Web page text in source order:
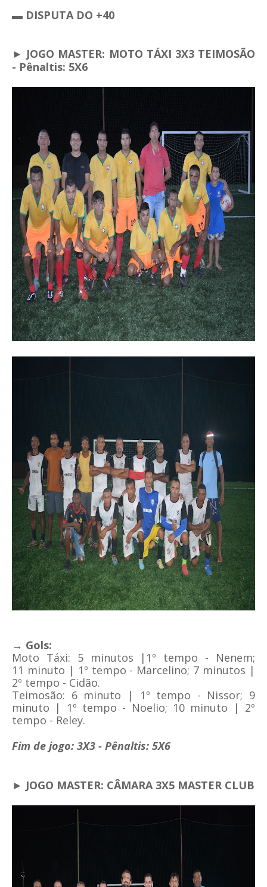
▬ DISPUTA DO +40
► JOGO MASTER: MOTO TÁXI 3X3 TEIMOSÃO
- Pênaltis: 5X6
→ Gols:
Moto Táxi: 5 minutos |1º tempo - Nenem;
11 minuto | 1º tempo - Marcelino; 7 minutos |
2º tempo - Cidão.
Teimosão: 6 minuto | 1º tempo - Nissor; 9
minuto | 1º tempo - Noelio; 10 minuto | 2º
tempo - Reley.
Fim de jogo: 3X3 - Pênaltis: 5X6
► JOGO MASTER: CÂMARA 3X5 MASTER CLUB